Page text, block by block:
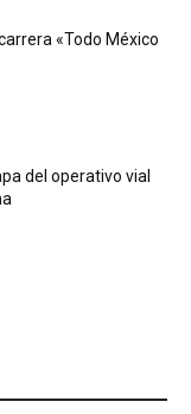
«Todo México
del operativo vial